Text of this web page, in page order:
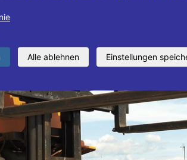
Alle ablehnen Einstellungen